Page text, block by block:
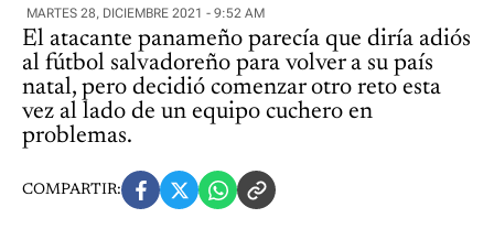
MARTES 28, DICIEMBRE 2021 - 9:52 AM
El atacante panameño parecía que diría adiós
al fútbol salvadoreño para volver a su país
natal, pero decidió comenzar otro reto esta
vez al lado de un equipo cuchero en
problemas.
COMPARTIR: